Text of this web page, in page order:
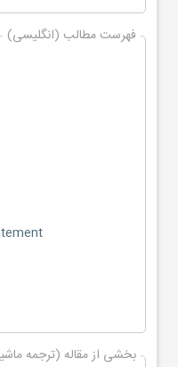
فهرست مطالب (انگلیسی)
بخشی از مقاله (ترجمه